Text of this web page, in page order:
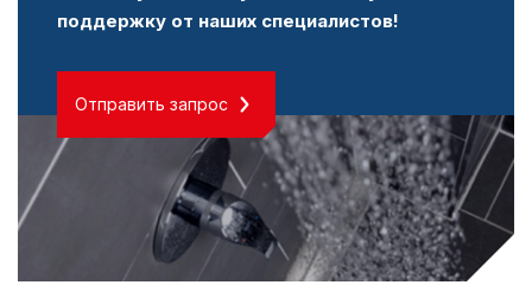
поддержку от наших специалистов!
Отправить запрос